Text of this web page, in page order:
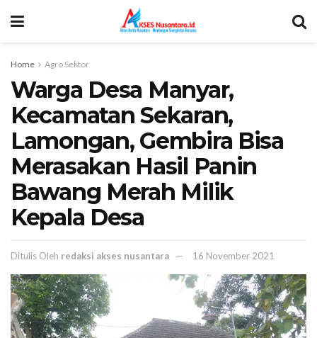
Home Agro Sektor
Warga Desa Manyar,
Kecamatan Sekaran,
Lamongan, Gembira Bisa
Merasakan Hasil Panin
Bawang Merah Milik
Kepala Desa
Ditulis Oleh redaksi akses nusantara 16 November 2021